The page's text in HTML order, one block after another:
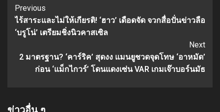
Continue
Reading
Previous
ไร้สาระและไม่ให้เกียรติ! ‘ฮาว’ เดือดจัด จวกสื่อปั่นข่าวลือ
‘บรูโน่’ เตรียมชิ่งนิวคาสเซิล
Next
2 มาตรฐาน? ‘คาร์ริค’ สุดงง แมนยูชวดจุดโทษ ‘อาหมัด’
ก่อน ‘แม็กไกวร์’ โดนแดงเซ่น VAR เกมเจ๊าบอร์นมัธ